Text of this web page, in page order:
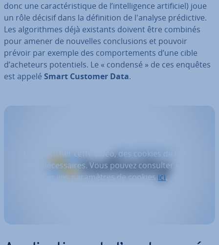
donc une ca­rac­té­ris­tique de l’in­tel­li­gence ar­ti­fi­ciel) joue
un rôle décisif dans la dé­fi­ni­tion de l'analyse pré­dic­tive.
Les al­go­rithmes déjà existants doivent être combinés
pour amener de nouvelles con­clu­sions et pouvoir
prévoir par exemple des com­por­te­ments d’une cible
d’acheteurs po­ten­tiels. Le « condensé » de ces enquêtes
est appelé Smart Customer Data.
Pour afficher cette vidéo, des cookies de tiers
sont nécessaires. Vous pouvez consulter et
modifier vos paramètres de cookiesici.